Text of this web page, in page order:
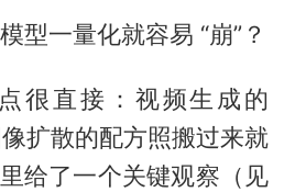
型一量化就容易 “崩”？
很直接：视频生成的
扩散的配方照搬过来就
给了一个关键观察（见